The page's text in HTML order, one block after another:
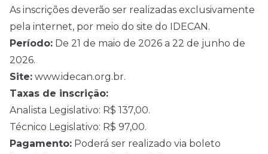
As inscrições deverão ser realizadas exclusivamente
pela internet, por meio do site do IDECAN.
Período: De 21 de maio de 2026 a 22 de junho de
2026.
Site: www.idecan.org.br.
Taxas de inscrição:
Analista Legislativo: R$ 137,00.
Técnico Legislativo: R$ 97,00.
Pagamento: Poderá ser realizado via boleto